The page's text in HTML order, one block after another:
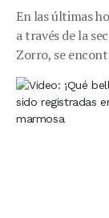
En las últimas
a través de la
Zorro, se